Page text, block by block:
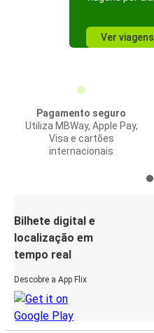
Ver viagens
Pagamento seguro
Utiliza MBWay, Apple Pay,
Visa e cartões
internacionais
Bilhete digital e
localização em
tempo real
Descobre a App Flix